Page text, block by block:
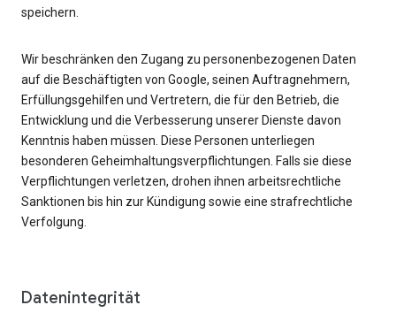
speichern.
Wir beschränken den Zugang zu personenbezogenen Daten
auf die Beschäftigten von Google, seinen Auftragnehmern,
Erfüllungsgehilfen und Vertretern, die für den Betrieb, die
Entwicklung und die Verbesserung unserer Dienste davon
Kenntnis haben müssen. Diese Personen unterliegen
besonderen Geheimhaltungsverpflichtungen. Falls sie diese
Verpflichtungen verletzen, drohen ihnen arbeitsrechtliche
Sanktionen bis hin zur Kündigung sowie eine strafrechtliche
Verfolgung.
Datenintegrität